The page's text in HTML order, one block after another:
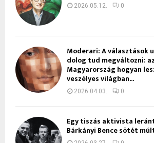
2026.05.12. 0
Moderari: A választások
dolog tud megváltozni:
Magyarország hogyan
veszélyes világban...
2026.04.03. 0
Egy tiszás aktivista
Bárkányi Bence sötét